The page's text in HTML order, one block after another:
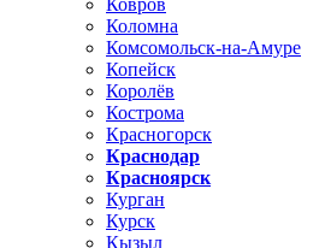
Коломна
Комсомольск-на-Амуре
Копейск
Королёв
Кострома
Красногорск
Краснодар
Красноярск
Курган
Курск
Кызыл